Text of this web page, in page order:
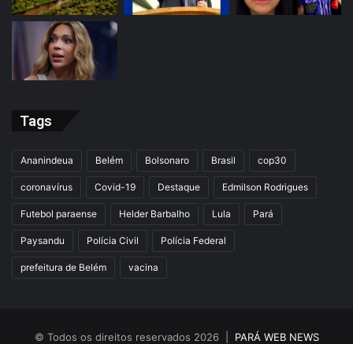
Tags
Ananindeua Belém Bolsonaro Brasil cop30
coronavírus Covid-19 Destaque Edmilson Rodrigues
Futebol paraense Helder Barbalho Lula Pará
Paysandu Polícia Civil Polícia Federal
prefeitura de Belém vacina
© Todos os direitos reservados 2026 | PARÁ WEB NEWS